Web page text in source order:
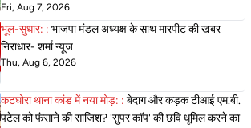
Fri, Aug 7, 2026
भूल-सुधार: : भाजपा मंडल अध्यक्ष के साथ मारपीट की खबर
निराधार- शर्मा न्यूज
Thu, Aug 6, 2026
कटघोरा थाना कांड में नया मोड़: : बेदाग और कड़क टीआई एम.बी.
पटेल को फंसाने की साजिश? 'सुपर कॉप' की छवि धूमिल करने का